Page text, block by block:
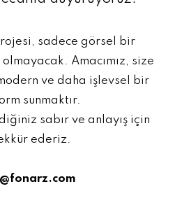
sadece görsel bir
Amacımız, size
ve daha işlevsel bir
sunmaktır.
sabır ve anlayış için
ederiz.